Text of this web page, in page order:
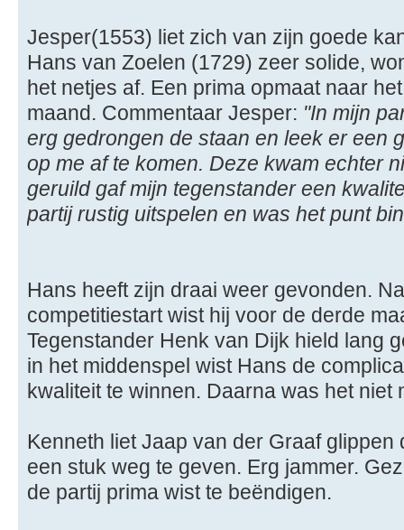
Jesper(1553) liet zich van zijn goede
Hans van Zoelen (1729) zeer solide,
het netjes af. Een prima opmaat naar
maand. Commentaar Jesper: "In mijn
erg gedrongen de staan en leek er een
op me af te komen. Deze kwam echter
geruild gaf mijn tegenstander een
partij rustig uitspelen en was het punt
Hans heeft zijn draai weer gevonden.
competitiestart wist hij voor de derde
Tegenstander Henk van Dijk hield lang
in het middenspel wist Hans de
kwaliteit te winnen. Daarna was het niet
Kenneth liet Jaap van der Graaf
een stuk weg te geven. Erg jammer.
de partij prima wist te beëndigen.